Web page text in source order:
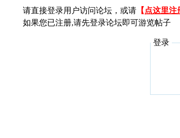
请直接登录用户访问论坛，或请 【 点这里注
如果您已注册,请先登录论坛即可游览帖子
登录